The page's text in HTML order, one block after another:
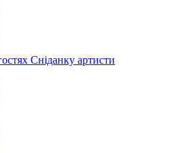
Сніданку артисти